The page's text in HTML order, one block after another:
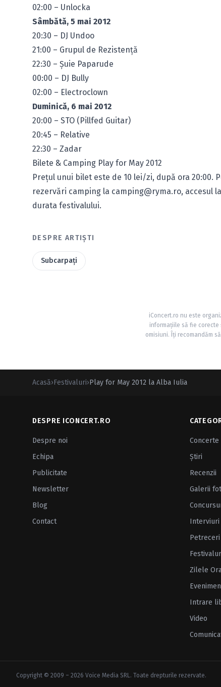
02:00 – Unlocka
Sâmbătă, 5 mai 2012
20:30 – DJ Undoo
21:00 – Grupul de Rezistenţă
22:30 – Şuie Paparude
00:00 – DJ Bully
02:00 – Electroclown
Duminică, 6 mai 2012
20:00 – STO (Pillfed Guitar)
20:45 – Relative
22:30 – Zadar
Bilete & Camping Play for May 2012
Preţul unui bilet este de 10 lei/zi, după ora 20:00.
rezervări camping la camping@ryma.ro, accesul
durata festivalului.
DESPRE ARTIȘTI
Subcarpaţi
iConcert.ro nu este
informațiile să fie
omisiuni. Îți recomandăm
Acasă›Festivaluri›Play for May 2012 la Alba Iulia
DESPRE ICONCERT.RO
Despre noi
Echipa
Publicitate
Newsletter
Blog
Contact
Concerte
Ştiri
Recenzii
Galerii
Interviuri
Petreceri
Zilele
Intrare
Video
Copyright © 2009 – 2026 Voice Media SRL. Toate drepturile rezervate.